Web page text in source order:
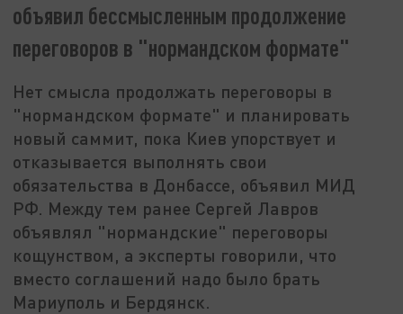
объявил бессмысленным продолжение
переговоров в "нормандском формате"
Нет смысла продолжать переговоры в
"нормандском формате" и планировать
новый саммит, пока Киев упорствует и
отказывается выполнять свои
обязательства в Донбассе, объявил МИД
РФ. Между тем ранее Сергей Лавров
объявлял "нормандские" переговоры
кощунством, а эксперты говорили, что
вместо соглашений надо было брать
Мариуполь и Бердянск.